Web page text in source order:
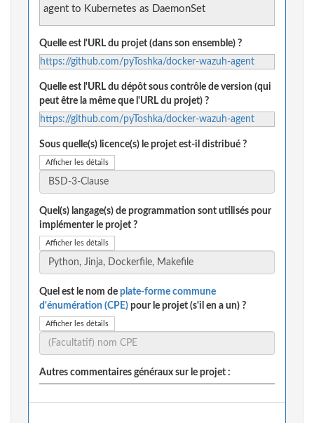
agent to Kubernetes as DaemonSet
Quelle est l'URL du projet (dans son ensemble) ?
https://github.com/pyToshka/docker-wazuh-agent
Quelle est l'URL du dépôt sous contrôle de version (qui
peut être la même que l'URL du projet) ?
https://github.com/pyToshka/docker-wazuh-agent
Sous quelle(s) licence(s) le projet est-il distribué ?
Afficher les détails
Quel(s) langage(s) de programmation sont utilisés pour
implémenter le projet ?
Afficher les détails
Quel est le nom de plate-forme commune
d'énumération (CPE) pour le projet (s'il en a un) ?
Afficher les détails
Autres commentaires généraux sur le projet :